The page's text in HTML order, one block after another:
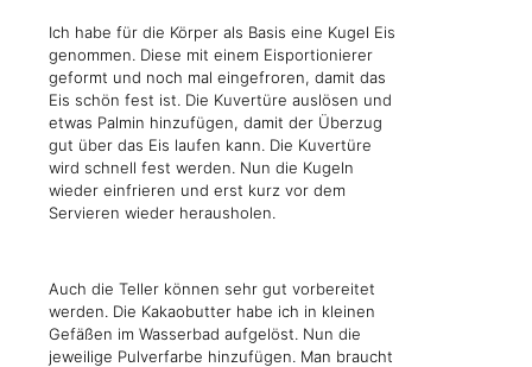
Ich habe für die Körper als Basis eine Kugel Eis
genommen. Diese mit einem Eisportionierer
geformt und noch mal eingefroren, damit das
Eis schön fest ist. Die Kuvertüre auslösen und
etwas Palmin hinzufügen, damit der Überzug
gut über das Eis laufen kann. Die Kuvertüre
wird schnell fest werden. Nun die Kugeln
wieder einfrieren und erst kurz vor dem
Servieren wieder herausholen.
Auch die Teller können sehr gut vorbereitet
werden. Die Kakaobutter habe ich in kleinen
Gefäßen im Wasserbad aufgelöst. Nun die
jeweilige Pulverfarbe hinzufügen. Man braucht